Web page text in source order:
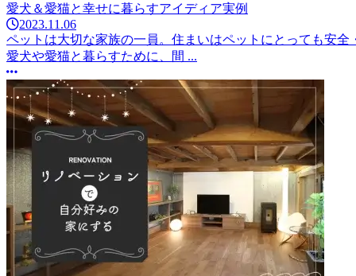
愛犬＆愛猫と幸せに暮らすアイディア実例
2023.11.06
ペットは大切な家族の一員。住まいはペットにとっても安
愛犬や愛猫と暮らすために、間 ...